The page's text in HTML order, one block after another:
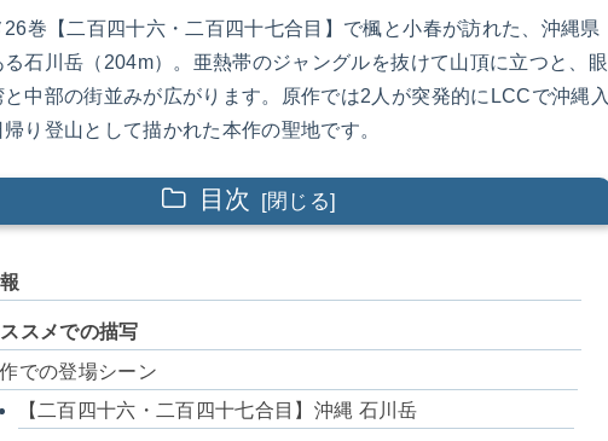
巻【二百四十六・二百四十七合目】で楓と小春が訪れた、沖縄県
る石川岳（204m）。亜熱帯のジャングルを抜けて山頂に立つと、眼
中部の街並みが広がります。原作では2人が突発的にLCCで沖縄入
り登山として描かれた本作の聖地です。
目次
スメでの描写
での登場シーン
【二百四十六・二百四十七合目】沖縄 石川岳